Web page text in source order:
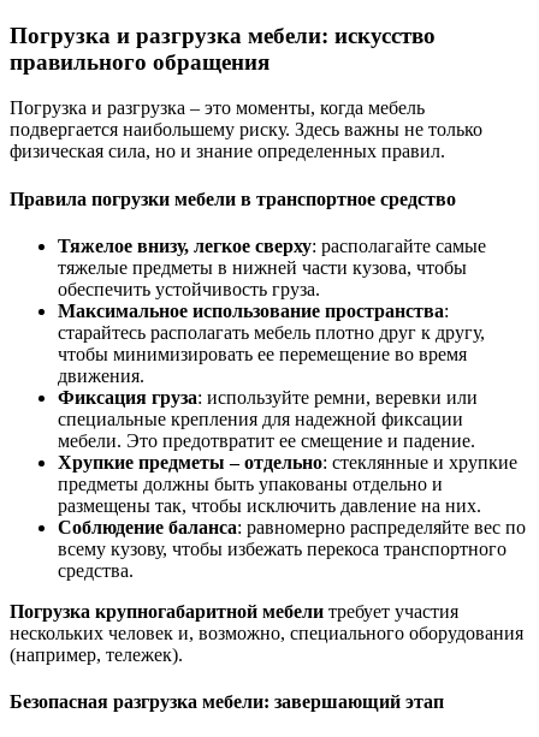
Погрузка и разгрузка мебели: искусство
правильного обращения
Погрузка и разгрузка – это моменты, когда мебель
подвергается наибольшему риску. Здесь важны не только
физическая сила, но и знание определенных правил.
Правила погрузки мебели в транспортное средство
Тяжелое внизу, легкое сверху: располагайте самые
тяжелые предметы в нижней части кузова, чтобы
обеспечить устойчивость груза.
Максимальное использование пространства:
старайтесь располагать мебель плотно друг к другу,
чтобы минимизировать ее перемещение во время
движения.
Фиксация груза: используйте ремни, веревки или
специальные крепления для надежной фиксации
мебели. Это предотвратит ее смещение и падение.
Хрупкие предметы – отдельно: стеклянные и хрупкие
предметы должны быть упакованы отдельно и
размещены так, чтобы исключить давление на них.
Соблюдение баланса: равномерно распределяйте вес по
всему кузову, чтобы избежать перекоса транспортного
средства.
Погрузка крупногабаритной мебели требует участия
нескольких человек и, возможно, специального оборудования
(например, тележек).
Безопасная разгрузка мебели: завершающий этап